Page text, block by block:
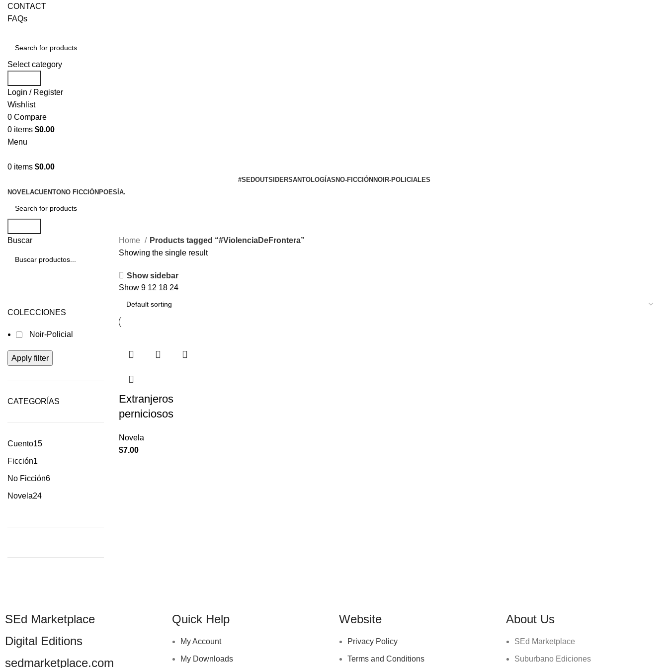
CONTACT
FAQs
Select category
Login / Register
Wishlist
0 Compare
0 items $0.00
Menu
0 items $0.00
#SEDOUTSIDERSANTOLOGÍAS NO-FICCIÓN NOIR-POLICIALES
NOVELACUENTONO FICCIÓN POESÍA.
Buscar
COLECCIONES
Noir-Policial
Apply filter
CATEGORÍAS
Cuento15
Ficción1
No Ficción6
Novela24
Home
Products tagged “#ViolenciaDeFrontera”
Showing the single result
Show sidebar
Show 9 12 18 24
Extranjeros
perniciosos
Novela
$7.00
SEd Marketplace
Digital Editions
sedmarketplace.com
Quick Help
My Account
My Downloads
Website
Privacy Policy
Terms and Conditions
About Us
SEd Marketplace
Suburbano Ediciones